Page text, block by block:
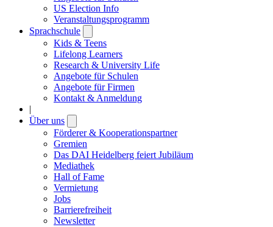
US Election Info
Veranstaltungsprogramm
Sprachschule
submenu
Kids & Teens
Lifelong Learners
Research & University Life
Angebote für Schulen
Angebote für Firmen
Kontakt & Anmeldung
|
Über uns
submenu
Förderer & Kooperationspartner
Gremien
Das DAI Heidelberg feiert Jubiläum
Mediathek
Hall of Fame
Vermietung
Jobs
Barrierefreiheit
Newsletter